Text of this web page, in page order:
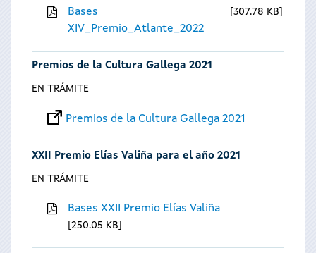
Bases
XIV_Premio_Atlante_2022
307.78 KB
Premios de la Cultura Gallega 2021
EN TRÁMITE
Premios de la Cultura Gallega 2021
XXII Premio Elías Valiña para el año 2021
EN TRÁMITE
Bases XXII Premio Elías Valiña
250.05 KB